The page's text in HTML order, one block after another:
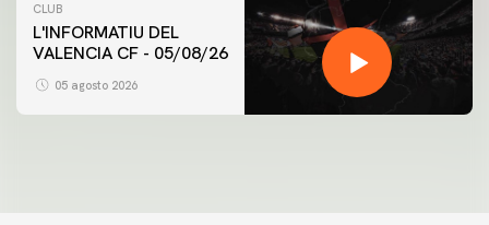
CLUB
L'INFORMATIU DEL
VALENCIA CF - 05/08/26
05 agosto 2026